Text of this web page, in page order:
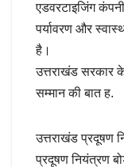
एडवरटाइजिंग
पर्यावरण और
है।
उत्तराखंड सरकार
सम्मान की बात ह.
उत्तराखंड प्रदूषण
प्रदूषण नियंत्रण